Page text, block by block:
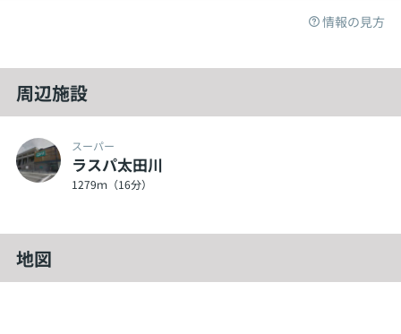
情報の見方
周辺施設
スーパー
ラスパ太田川
1279ｍ（16分）
地図